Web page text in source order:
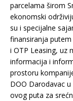
parcelama širom
ekonomski
su i specijalne
finansiranja
i OTP Leasing, uz
informacija i
prostoru
DOO Darodavac
ovog puta za